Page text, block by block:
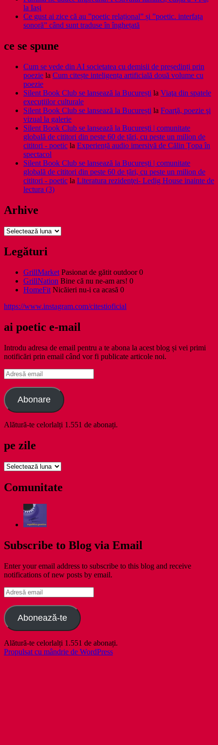
la Iași
Ce gust ai zice că au ”poetic relațional” și ”poetic. interfața
sonoră” când sunt traduse în înghețată
ce se spune
Cum se vede din AI societatea cu demisii de președinți prin
poezie la Cum citește inteligența artificială două volume cu
poezie
Silent Book Club se lansează la București la Viaţa din spatele
execuţiilor culturale
Silent Book Club se lansează la București la Foarţă, poezie şi
vizual la galerie
Silent Book Club se lansează la București | comunitate
globală de cititori din peste 60 de țări, cu peste un milion de
cititori - poetic la Experiență audio imersivă de Călin Țopa în
spectacol
Silent Book Club se lansează la București | comunitate
globală de cititori din peste 60 de țări, cu peste un milion de
cititori - poetic la Literatura rezidenţei- Ledig House inainte de
lectura (3)
Arhive
Arhive
Legături
GrillMarket Pasionat de gătit outdoor 0
GrillNation Bine că nu ne-am ars! 0
HomeFit Nicăieri nu-i ca acasă 0
https://www.instagram.com/citestioficial
ai poetic e-mail
Introdu adresa de email pentru a te abona la acest blog și vei primi
notificări prin email când vor fi publicate articole noi.
Adresă
email
Abonare
Alătură-te celorlalți 1.551 de abonați.
pe zile
pe
Comunitate
Subscribe to Blog via Email
Enter your email address to subscribe to this blog and receive
notifications of new posts by email.
Adresă
email
Abonează-te
Alătură-te celorlalți 1.551 de abonați.
Propulsat cu mândrie de WordPress